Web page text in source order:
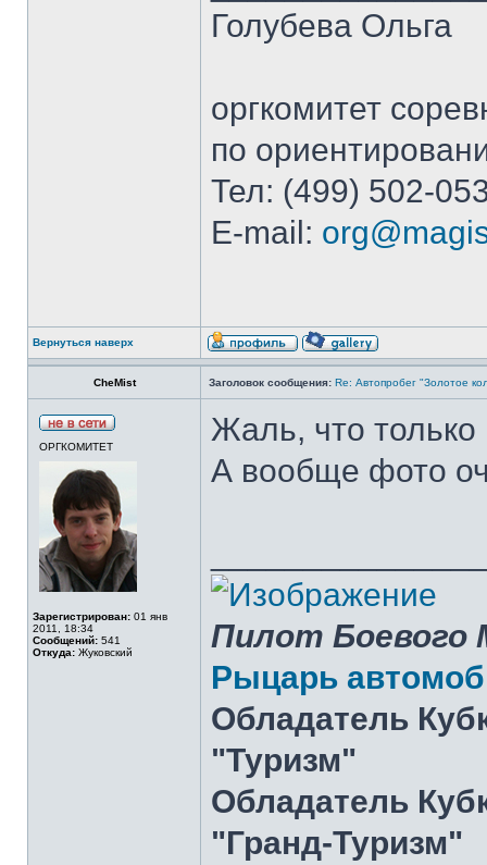
Голубева Ольга
оргкомитет
по
Тел: (499) 502-
E-mail:
Вернуться наверх
CheMist Заголовок сообщения: Re: Автопробег "Золотое
ОРГКОМИТЕТ
Зарегистрирован: 01 янв
2011, 18:34
Сообщений: 541
Откуда: Жуковский
Жаль, что
А вообще фото
Пилот Боевого
Рыцарь
Обладатель
"Туризм"
Обладатель
"Гранд-Туризм"